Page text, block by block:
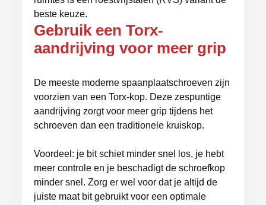
beste keuze.
Gebruik een Torx-
aandrijving voor meer grip
De meeste moderne spaanplaatschroeven zijn
voorzien van een Torx-kop. Deze zespuntige
aandrijving zorgt voor meer grip tijdens het
schroeven dan een traditionele kruiskop.
Voordeel: je bit schiet minder snel los, je hebt
meer controle en je beschadigt de schroefkop
minder snel. Zorg er wel voor dat je altijd de
juiste maat bit gebruikt voor een optimale